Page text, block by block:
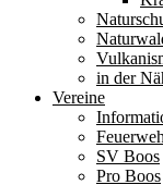
in der
Vereine
SV Boos
Pro Boos